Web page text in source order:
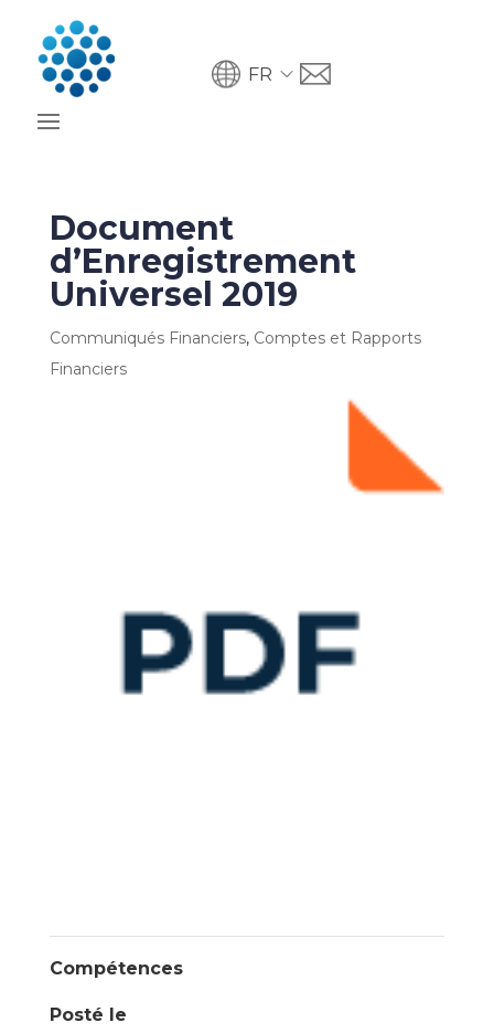
FR
Document
d’Enregistrement
Universel 2019
Communiqués Financiers, Comptes et Rapports
Financiers
Compétences
Posté le